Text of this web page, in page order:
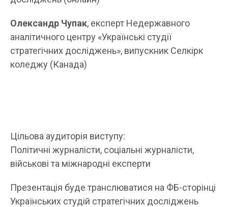
Олександр Чупак, експерт Недержавного
аналітичного центру «Українські студії
стратегічних досліджень», випускник Селкірк
коледжу (Канада)
Цільова аудиторія виступу:
Політичні журналісти, соціальні журналісти,
військові та міжнародні експерти
Презентація буде транслюватися на ФБ-сторінці
Українських студій стратегічних досліджень